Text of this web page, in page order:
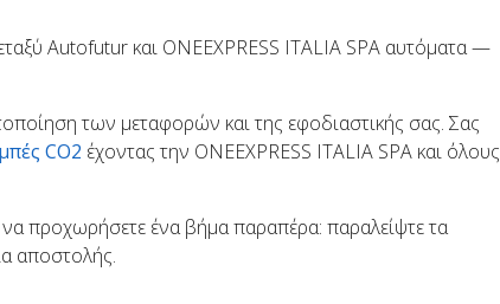
Autofutur και ONEEXPRESS ITALIA SPA αυτόματα —
των μεταφορών και της εφοδιαστικής σας. Σας
CO2 έχοντας την ONEEXPRESS ITALIA SPA και όλους
προχωρήσετε ένα βήμα παραπέρα: παραλείψτε τα
αποστολής.